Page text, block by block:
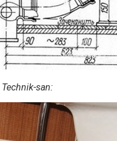
Technik-san: